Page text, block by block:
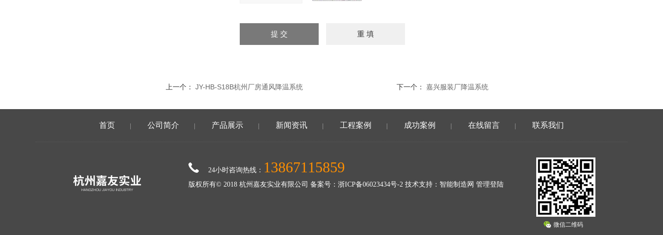
上一个： JY-HB-S18B杭州厂房通风降温系统 下一个： 嘉兴服装厂降温系统
首页 公司简介 产品展示 新闻资讯 工程案例 成功案例 在线留言 联系我们
24小时咨询热线： 13867115859
版权所有© 2018 杭州嘉友实业有限公司 备案号： 浙ICP备06023434号-2 技术支持： 智能制造网 管理登陆
微信二维码